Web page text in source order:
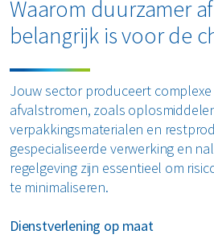
Restafval
Alle soorten afval
Waarom duurzamer
belangrijk is voor de
Jouw sector produceert complexe
afvalstromen, zoals
verpakkingsmaterialen en
gespecialiseerde verwerking en
regelgeving zijn essentieel om
te minimaliseren.
Dienstverlening op maat